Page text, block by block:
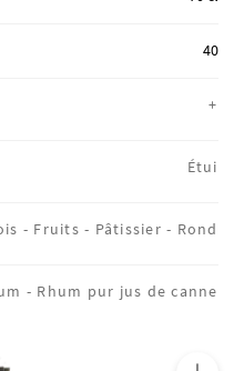
40
+
Étui
- Fruits - Pâtissier - Rond
- Rhum pur jus de canne